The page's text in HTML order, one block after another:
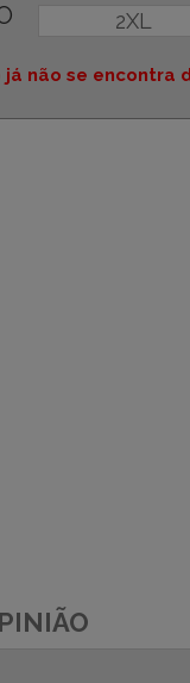
2XL
já não se encontra